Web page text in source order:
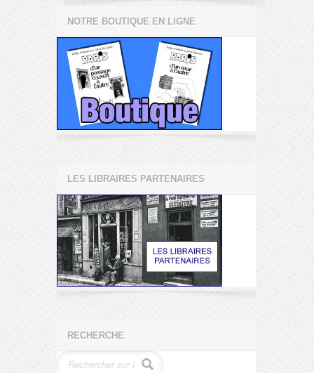
NOTRE BOUTIQUE EN LIGNE
LES LIBRAIRES PARTENAIRES
RECHERCHE